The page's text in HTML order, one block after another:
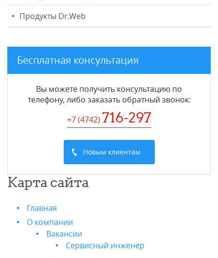
Продукты Dr.Web
Бесплатная консультация
Вы можете получить консультацию по
телефону, либо заказать обратный звонок:
+7 (4742) 716-297
Новым клиентам
Карта сайта
Главная
О компании
Вакансии
Сервисный инженер